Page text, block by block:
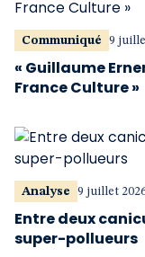
Communiqué 9
« Guillaume
France Culture »
Analyse 9 juillet
Entre deux
super-pollueurs